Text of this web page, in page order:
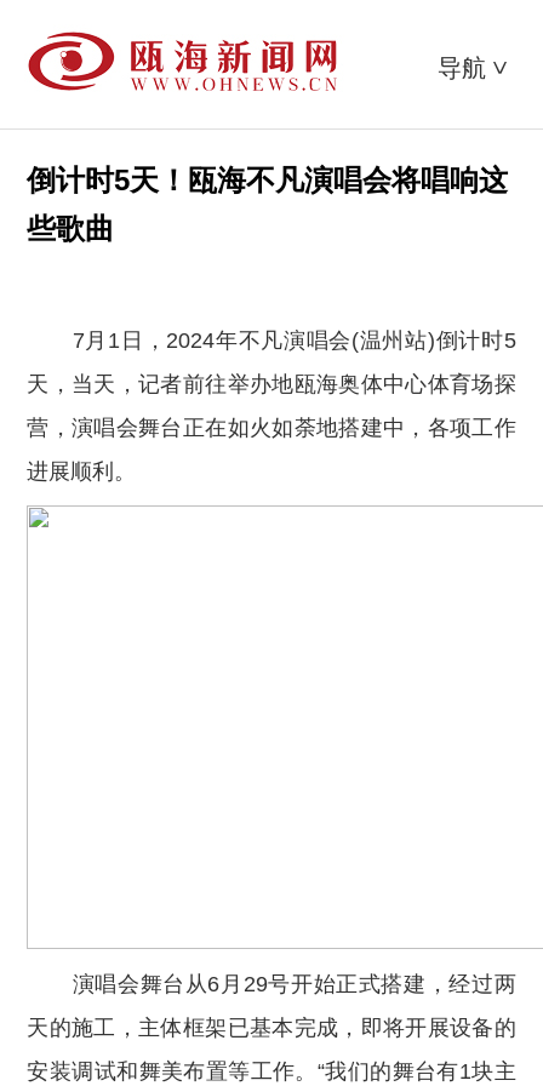
导航 >
倒计时5天！瓯海不凡演唱会将唱响这
些歌曲
7月1日，2024年不凡演唱会(温州站)倒计时5
天，当天，记者前往举办地瓯海奥体中心体育场探
营，演唱会舞台正在如火如荼地搭建中，各项工作
进展顺利 。
演唱会舞台从6月29号开始正式搭建，经过两
天的施工，主体框架已基本完成，即将开展设备的
安装调试和舞美布置等工作。“我们的舞台有1块主